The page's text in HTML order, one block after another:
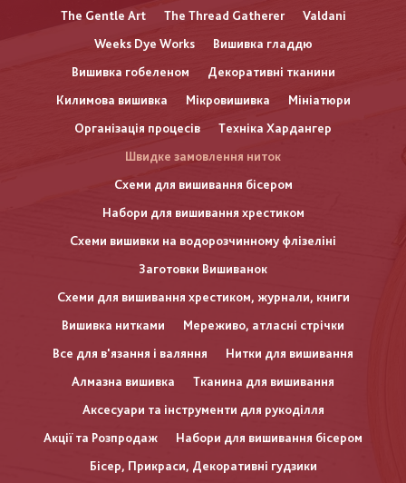
The Gentle Art
The Thread Gatherer
Valdani
Weeks Dye Works
Вишивка гладдю
Вишивка гобеленом
Декоративні тканини
Килимова вишивка
Мікровишивка
Мініатюри
Організація процесів
Техніка Хардангер
Швидке замовлення ниток
Схеми для вишивання бісером
Набори для вишивання хрестиком
Схеми вишивки на водорозчинному флізеліні
Заготовки Вишиванок
Схеми для вишивання хрестиком, журнали, книги
Вишивка нитками
Мереживо, атласні стрічки
Все для в'язання і валяння
Нитки для вишивання
Алмазна вишивка
Тканина для вишивання
Аксесуари та інструменти для рукоділля
Акції та Розпродаж
Набори для вишивання бісером
Бісер, Прикраси, Декоративні гудзики